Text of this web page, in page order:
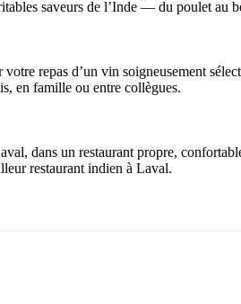
saveurs de l’Inde — du poulet au
repas d’un vin soigneusement
en famille ou entre collègues.
dans un restaurant propre,
restaurant indien à Laval.